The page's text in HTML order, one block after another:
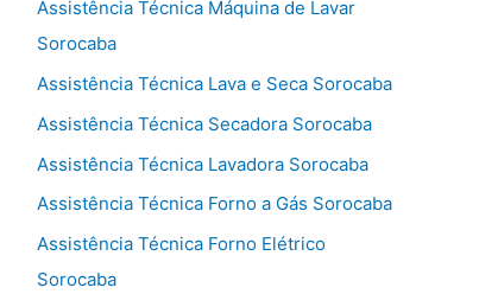
Assistência Técnica Máquina de Lavar
Sorocaba
Assistência Técnica Lava e Seca Sorocaba
Assistência Técnica Secadora Sorocaba
Assistência Técnica Lavadora Sorocaba
Assistência Técnica Forno a Gás Sorocaba
Assistência Técnica Forno Elétrico
Sorocaba